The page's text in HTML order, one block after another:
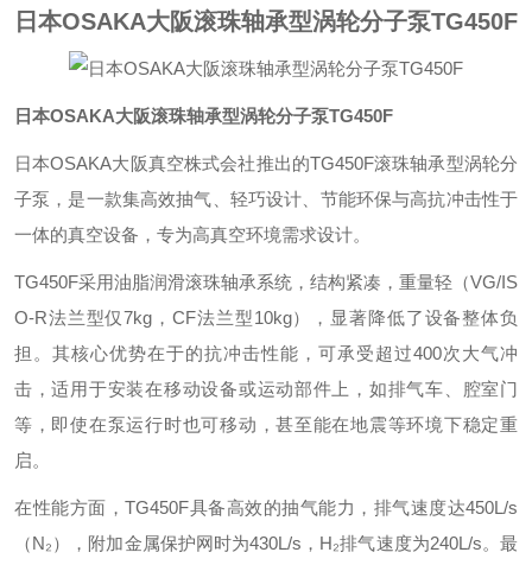
日本OSAKA大阪滚珠轴承型涡轮分子泵TG450F
日本OSAKA大阪滚珠轴承型涡轮分子泵TG450F
日本OSAKA大阪真空株式会社推出的TG450F滚珠轴承型涡轮分
子泵，是一款集高效抽气、轻巧设计、节能环保与高抗冲击性于
一体的真空设备，专为高真空环境需求设计。
TG450F采用油脂润滑滚珠轴承系统，结构紧凑，重量轻（VG/IS
O-R法兰型仅7kg，CF法兰型10kg），显著降低了设备整体负
担。其核心优势在于的抗冲击性能，可承受超过400次大气冲
击，适用于安装在移动设备或运动部件上，如排气车、腔室门
等，即使在泵运行时也可移动，甚至能在地震等环境下稳定重
启。
在性能方面，TG450F具备高效的抽气能力，排气速度达450L/s
（N₂），附加金属保护网时为430L/s，H₂排气速度为240L/s。最